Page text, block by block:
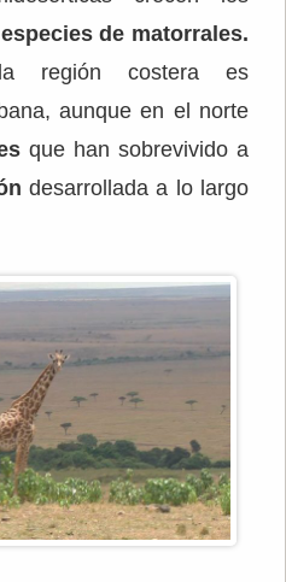
de matorrales.
región costera es
aunque en el norte
que han sobrevivido a
desarrollada a lo largo